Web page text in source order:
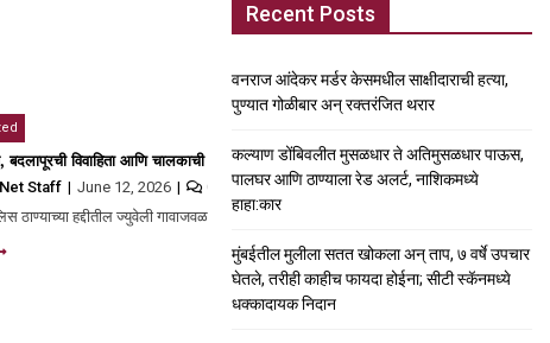
सेवा सुरू; उर्वरित स्थानकांतही काम प्रगतिपथावर
बोलून…
विवाहिता आणि चालकाची बॉडी गाडीत सापडली, लहान मुलाने गाडीतून उतरुन
Staff June 12, 2026 0
ठाण्याच्या हद्दीतील ज्युवेली गावाजवळ गुरुवारी दुपारी एक…
Recent Posts
वनराज आंदेकर मर्डर केसमधील साक्षीदाराची हत्या,
पुण्यात गोळीबार अन् रक्तरंजित थरार
कल्याण डोंबिवलीत मुसळधार ते अतिमुसळधार पाऊस,
पालघर आणि ठाण्याला रेड अलर्ट, नाशिकमध्ये
हाहा:कार
मुंबईतील मुलीला सतत खोकला अन् ताप, ७ वर्षे उपचार
घेतले, तरीही काहीच फायदा होईना; सीटी स्कॅनमध्ये
धक्कादायक निदान